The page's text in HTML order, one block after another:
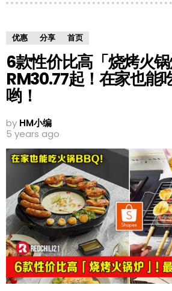
优惠 分享 首页
6款性价比高「烧烤火
RM30.77起！在家也能
哟！
by HM小编
5 years ago